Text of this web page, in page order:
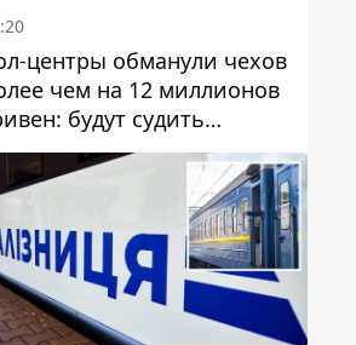
центры обманули чехов
чем на 12 миллионов
будут судить
организацию